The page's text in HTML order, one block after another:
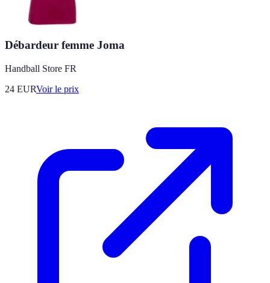
Débardeur femme Joma
Handball Store FR
24 EURVoir le prix